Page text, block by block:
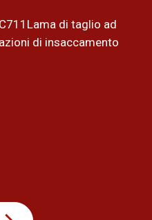
di taglio ad
di insaccamento